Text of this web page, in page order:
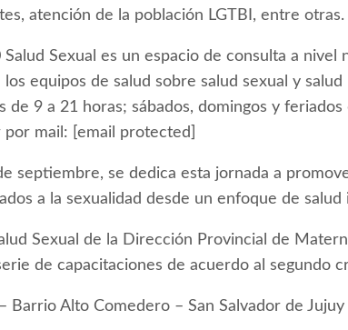
atención de la población LGTBI, entre otras.
Sexual es un espacio de consulta a nivel
equipos de salud sobre salud sexual y
de 9 a 21 horas; sábados, domingos y feriados
mail: [email protected]
septiembre, se dedica esta jornada a
a la sexualidad desde un enfoque de salud
Sexual de la Dirección Provincial de
de capacitaciones de acuerdo al segundo
Barrio Alto Comedero – San Salvador de